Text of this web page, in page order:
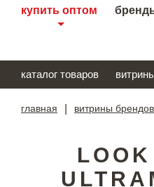
купить оптом
каталог товаров
главная витрины брендов